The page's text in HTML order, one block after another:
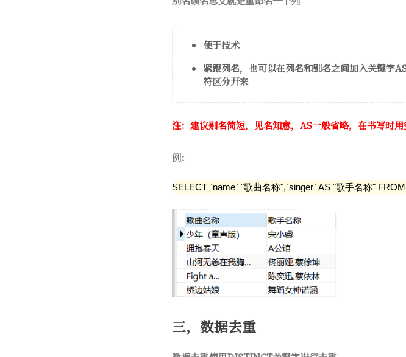
便于技术
紧跟列名，也可以在列名和别名之间加入关键字AS
符区分开来
注：建议别名简短，见名知意，AS一般省略，在书写时
例：
SELECT `name` "歌曲名称",`singer` AS "歌手名称"
三，数据去重